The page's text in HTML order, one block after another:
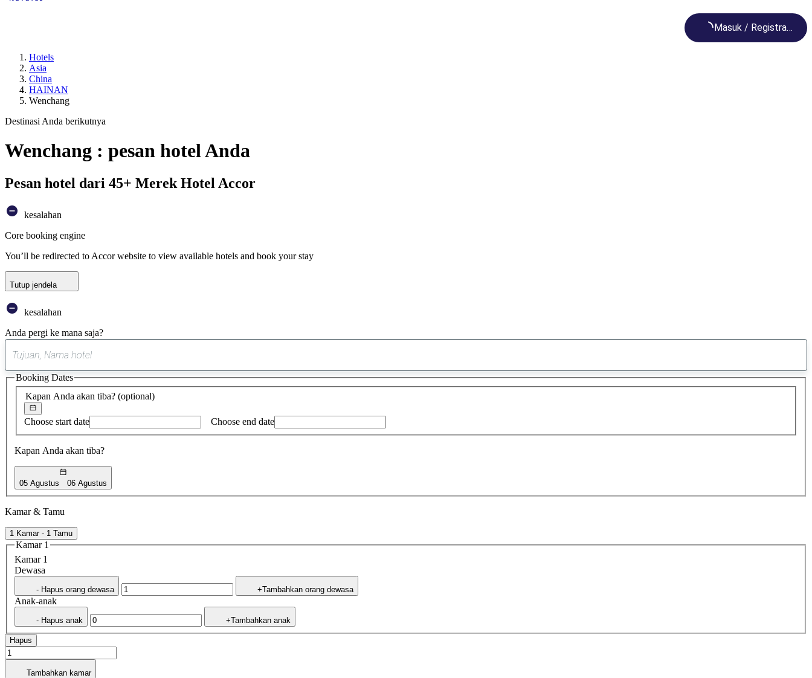
Loading...
Masuk / Registrasi
Hotels
Asia
China
HAINAN
Wenchang
Destinasi Anda berikutnya
Wenchang : pesan hotel Anda
Pesan hotel dari 45+ Merek Hotel Accor
kesalahan
Core booking engine
You’ll be redirected to Accor website to view available hotels and book your stay
Tutup jendela
kesalahan
Anda pergi ke mana saja?
saran
ditemukan
Kapan Anda akan tiba? (optional)
Choose start date Choose end date
Kapan Anda akan tiba?
05 Agustus 06 Agustus
Booking Dates
Kamar & Tamu
1 Kamar - 1 Tamu
Kamar 1
Kamar 1
Dewasa
- Hapus orang dewasa +Tambahkan orang dewasa
Anak-anak
- Hapus anak +Tambahkan anak
Hapus
Tambahkan kamar